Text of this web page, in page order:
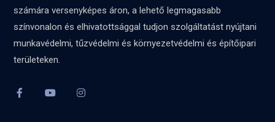
számára versenyképes áron, a lehető legmagasabb
színvonalon és elhivatottsággal tudjon szolgáltatást nyújtani
munkavédelmi, tűzvédelmi és környezetvédelmi és építőipari
területeken.